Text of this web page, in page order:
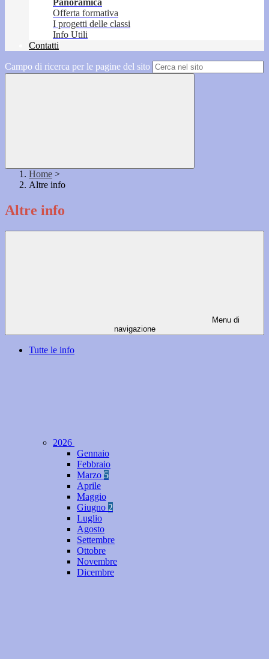
Panoramica
Offerta formativa
I progetti delle classi
Info Utili
Contatti
Campo di ricerca per le pagine del sito
Home >
Altre info
Altre info
Menu di
navigazione
Tutte le info
2026
Gennaio
Febbraio
Marzo 5
Aprile
Maggio
Giugno 2
Luglio
Agosto
Settembre
Ottobre
Novembre
Dicembre